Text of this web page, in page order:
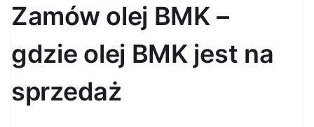
Zamów olej BMK –
gdzie olej BMK jest na
sprzedaż